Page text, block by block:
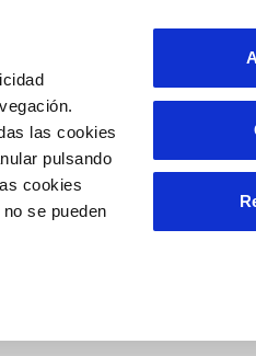
las cookies
pulsando
cookies
se pueden
INCIDENCIAS
Comunica
PORTAL DE
Área